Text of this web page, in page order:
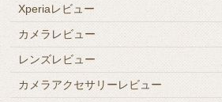
Xperiaレビュー
カメラレビュー
レンズレビュー
カメラアクセサリーレビュー